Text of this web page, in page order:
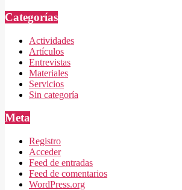
Categorías
Actividades
Artículos
Entrevistas
Materiales
Servicios
Sin categoría
Meta
Registro
Acceder
Feed de entradas
Feed de comentarios
WordPress.org